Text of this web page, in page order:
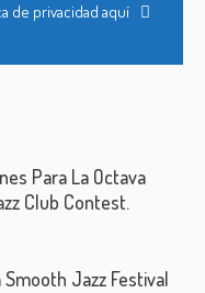
de privacidad aquí
Para La Octava
Club Contest.
Smooth Jazz Festival